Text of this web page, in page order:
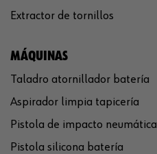
Extractor de tornillos
MÁQUINAS
Taladro atornillador batería
Aspirador limpia tapicería
Pistola de impacto neumática
Pistola silicona batería